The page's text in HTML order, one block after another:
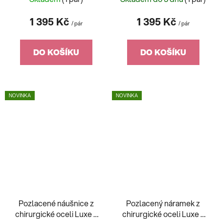
1 395 Kč / pár
DO KOŠÍKU
1 395 Kč / pár
DO KOŠÍKU
NOVINKA
Pozlacené náušnice z
chirurgické oceli Luxe s
NOVINKA
Pozlacený náramek z
chirurgické oceli Luxe s